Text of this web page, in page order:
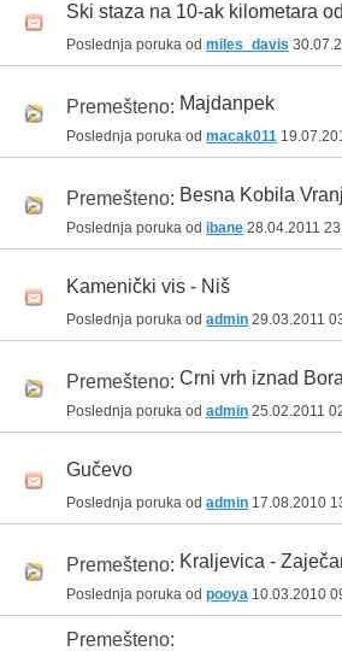
Ski staza na 10-ak kilometara
Poslednja poruka od miles_davis
Premešteno: Majdanpek
Poslednja poruka od macak011
Premešteno: Besna Kobila
Poslednja poruka od ibane 28.04.2011
Kamenički vis - Niš
Poslednja poruka od admin 29.03.2011
Premešteno: Crni vrh iznad Bora
Poslednja poruka od admin 25.02.2011
Gučevo
Poslednja poruka od admin 17.08.2010
Premešteno: Kraljevica -
Poslednja poruka od pooya 10.03.2010
Premešteno: